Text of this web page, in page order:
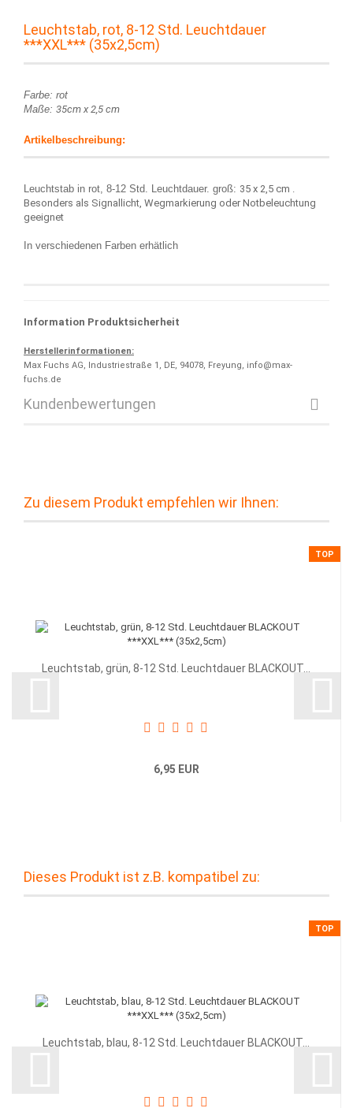
Leuchtstab, rot, 8-12 Std. Leuchtdauer
***XXL*** (35x2,5cm)
Farbe: rot
Maße: 35cm x 2,5 cm
Artikelbeschreibung:
Leuchtstab in rot, 8-12 Std. Leuchtdauer. groß: 35 x 2,5 cm .
Besonders als Signallicht, Wegmarkierung oder Notbeleuchtung
geeignet
In verschiedenen Farben erhätlich
Information Produktsicherheit
Herstellerinformationen:
Max Fuchs AG, Industriestraße 1, DE, 94078, Freyung, info@max-
fuchs.de
Kundenbewertungen
Zu diesem Produkt empfehlen wir Ihnen:
TOP
Leuchtstab, grün, 8-12 Std. Leuchtdauer BLACKOUT...
6,95 EUR
Dieses Produkt ist z.B. kompatibel zu:
TOP
Leuchtstab, blau, 8-12 Std. Leuchtdauer BLACKOUT...